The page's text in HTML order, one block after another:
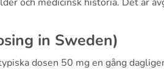
in Sweden)
dosen 50 mg en gång